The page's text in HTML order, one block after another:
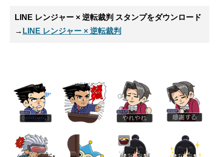
LINE レンジャー × 逆転裁判 スタンプをダウンロード
→ LINE レンジャー × 逆転裁判